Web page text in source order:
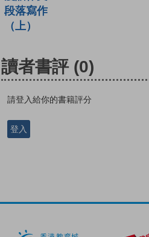
段落寫作
（上）
讀者書評 (0)
請登入給你的書籍評分
登入